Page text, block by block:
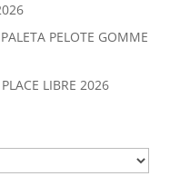
PELOTE GOMME
LIBRE 2026